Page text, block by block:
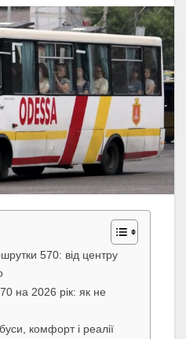
570: від центру
на 2026 рік: як не
комфорт і реалії